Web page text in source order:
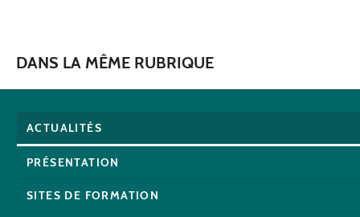
DANS LA MÊME RUBRIQUE
ACTUALITÉS
PRÉSENTATION
SITES DE FORMATION